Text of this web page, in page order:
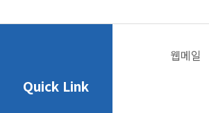
Quick Link
웹메일